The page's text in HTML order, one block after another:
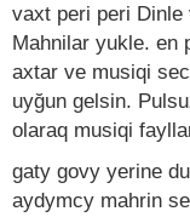
vaxt peri peri Dinle
Mahnilar yukle. en
axtar ve musiqi
uyğun gelsin.
olaraq musiqi
gaty govy yerine
aydymcy mahrin